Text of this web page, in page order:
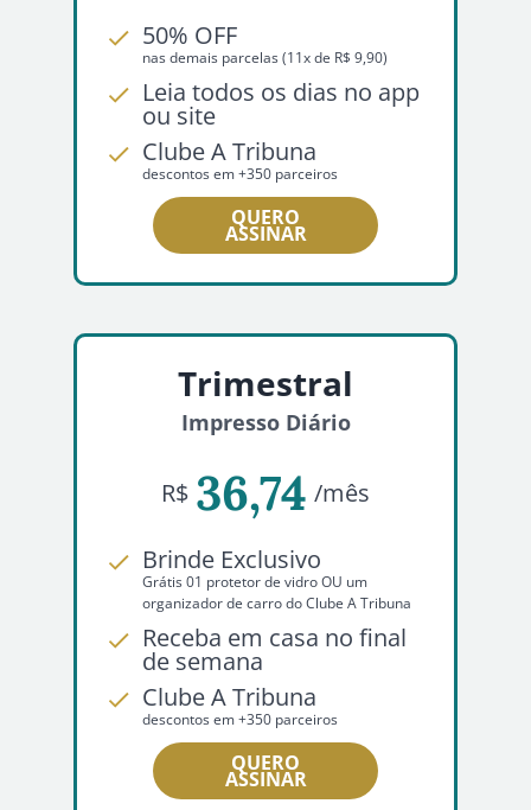
50% OFF
nas demais parcelas (11x de R$ 9,90)
Leia todos os dias no app
ou site
Clube A Tribuna
descontos em +350 parceiros
QUERO
ASSINAR
Trimestral
Impresso Diário
R$ 36,74 /mês
Brinde Exclusivo
Grátis 01 protetor de vidro OU um
organizador de carro do Clube A Tribuna
Receba em casa no final
de semana
Clube A Tribuna
descontos em +350 parceiros
QUERO
ASSINAR